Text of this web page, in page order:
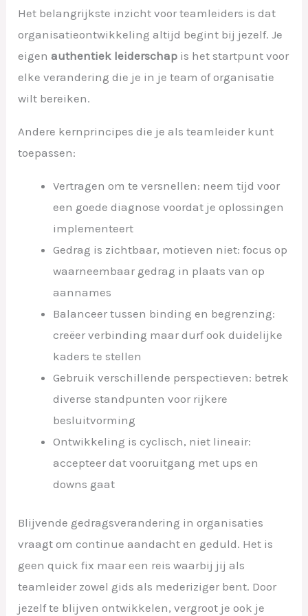
Het belangrijkste inzicht voor teamleiders is dat
organisatieontwikkeling altijd begint bij jezelf. Je
eigenauthentiek leiderschap is het startpunt voor
elke verandering die je in je team of organisatie
wilt bereiken.
Andere kernprincipes die je als teamleider kunt
toepassen:
Vertragen om te versnellen: neem tijd voor
een goede diagnose voordat je oplossingen
implementeert
Gedrag is zichtbaar, motieven niet: focus op
waarneembaar gedrag in plaats van op
aannames
Balanceer tussen binding en begrenzing:
creëer verbinding maar durf ook duidelijke
kaders te stellen
Gebruik verschillende perspectieven: betrek
diverse standpunten voor rijkere
besluitvorming
Ontwikkeling is cyclisch, niet lineair:
accepteer dat vooruitgang met ups en
downs gaat
Blijvende gedragsverandering in organisaties
vraagt om continue aandacht en geduld. Het is
geen quick fix maar een reis waarbij jij als
teamleider zowel gids als mederiziger bent. Door
jezelf te blijven ontwikkelen, vergroot je ook je